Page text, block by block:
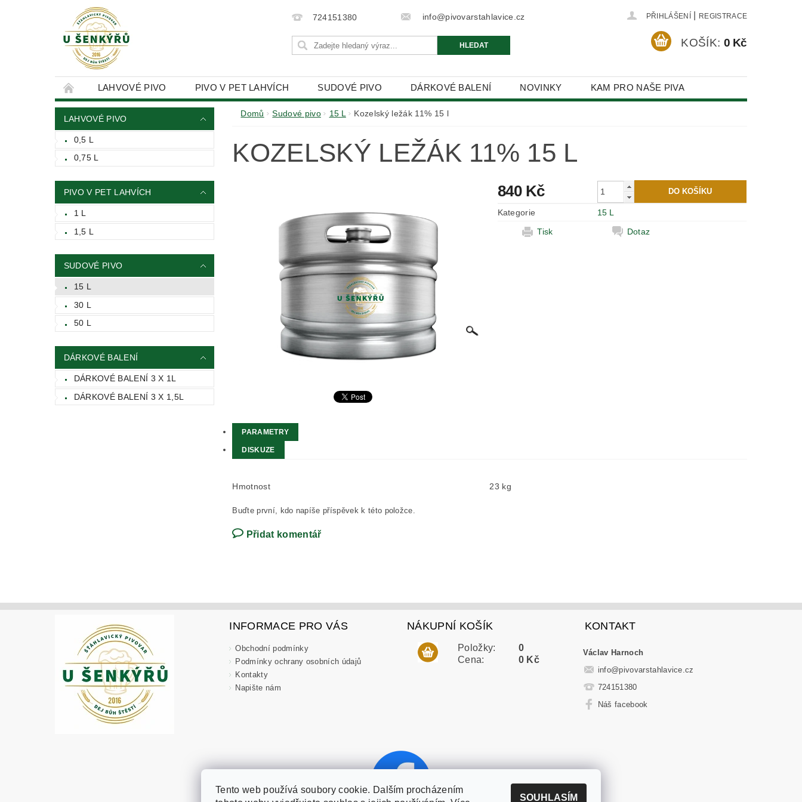
724151380 info@pivovarstahlavice.cz PŘIHLÁŠENÍ REGISTRACE
KOŠÍK: 0 Kč
LAHVOVÉ PIVO PIVO V PET LAHVÍCH SUDOVÉ PIVO DÁRKOVÉ BALENÍ NOVINKY KAM PRO NAŠE PIVA
KONTAKTY OBCHODNÍ PODMÍNKY PODMÍNKY OCHRANY OSOBNÍCH ÚDAJŮ
LAHVOVÉ PIVO
0,5 L
0,75 L
PIVO V PET LAHVÍCH
1 L
1,5 L
SUDOVÉ PIVO
15 L
30 L
50 L
DÁRKOVÉ BALENÍ
DÁRKOVÉ BALENÍ 3 X 1L
DÁRKOVÉ BALENÍ 3 X 1,5L
Domů Sudové pivo 15 L Kozelský ležák 11% 15 l
KOZELSKÝ LEŽÁK 11% 15 L
840 Kč
Kategorie
15 L
Tisk
Dotaz
PARAMETRY
DISKUZE
Hmotnost 23 kg
Buďte první, kdo napíše příspěvek k této položce.
Přidat komentář
INFORMACE PRO VÁS
Obchodní podmínky
Podmínky ochrany osobních údajů
Kontakty
Napište nám
NÁKUPNÍ KOŠÍK
Položky:
Cena:
0
0 Kč
KONTAKT
Václav Harnoch
info@pivovarstahlavice.cz
724151380
Náš facebook
Tento web používá soubory cookie. Dalším procházením
SOUHLASÍM